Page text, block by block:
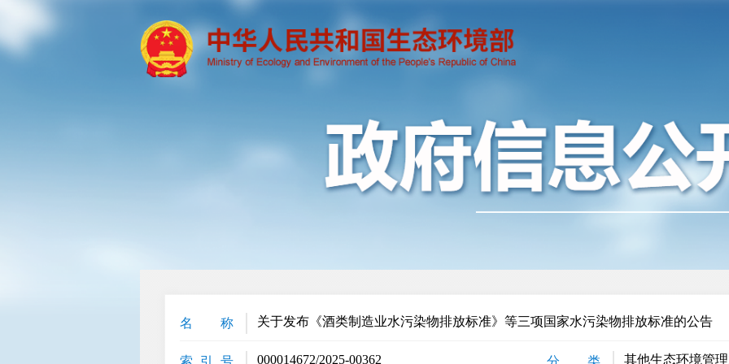
名 称 关于发布《酒类制造业水污染物排放标准》等三项国家水污染物排放标准的公告
索 引 号 000014672/2025-00362 分 类 其他生态环境管